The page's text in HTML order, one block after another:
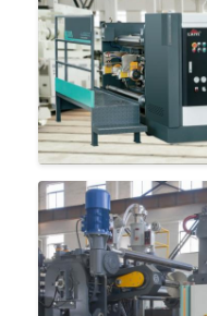
Ποιοτικός έλεγχος
Μας ελάτε σε επαφή
Νέα
Μηχανή
Μηχανή
μηχανή